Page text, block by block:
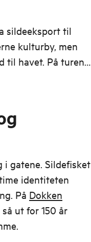
sildeeksport til
kulturby, men
til havet. På turen
i gatene. Sildefisket
identiteten
På Dokken
ut for 150 år